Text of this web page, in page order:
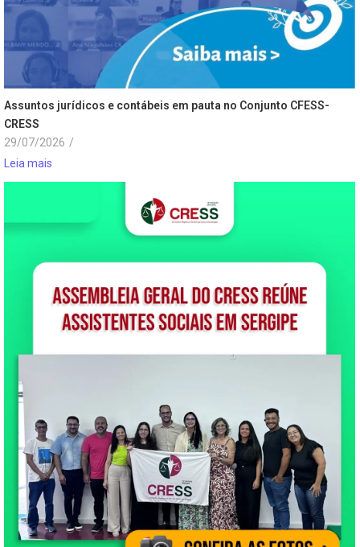
Assuntos jurídicos e contábeis em pauta no Conjunto CFESS-
CRESS
29/07/2026 /
Leia mais